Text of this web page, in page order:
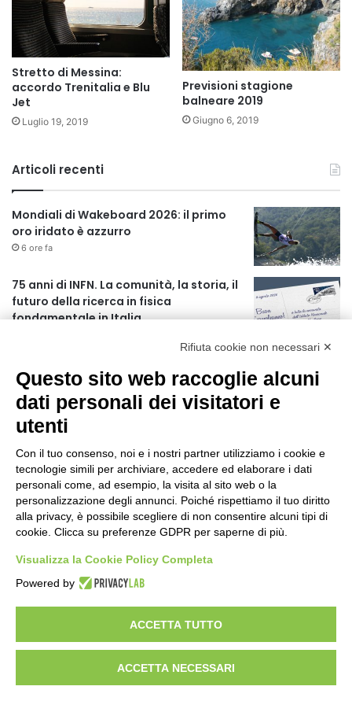
Stretto di Messina:
accordo Trenitalia e Blu
Jet
Luglio 19, 2019
Previsioni stagione
balneare 2019
Giugno 6, 2019
Articoli recenti
Mondiali di Wakeboard 2026: il primo
oro iridato è azzurro
6 ore fa
75 anni di INFN. La comunità, la storia, il
futuro della ricerca in fisica
fondamentale in Italia
“La Calabria ti fa compagnia”
1 giorno fa
AIFA: Rapporto OsMed 2025 sull’uso dei
farmaci in Italia
2 giorni fa
Turismo in Calabria: 47 milioni di
investimenti hanno generato un
impatto di 5,8 miliardi in tre anni
Emergenza Caldo: parte il piano
“Reggio fresca e solidale”
2 giorni fa
Rifiuta cookie non necessari ✕
Questo sito web raccoglie alcuni
dati personali dei visitatori e
utenti
Con il tuo consenso, noi e i nostri partner utilizziamo i cookie e
tecnologie simili per archiviare, accedere ed elaborare i dati
personali come, ad esempio, la visita al sito web o la
personalizzazione degli annunci. Poiché rispettiamo il tuo diritto
alla privacy, è possibile scegliere di non consentire alcuni tipi di
cookie. Clicca su preferenze GDPR per saperne di più.
Visualizza la Cookie Policy Completa
Powered by
ACCETTA TUTTO
ACCETTA NECESSARI